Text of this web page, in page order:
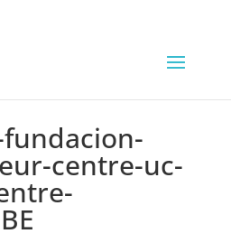
centre-uc-